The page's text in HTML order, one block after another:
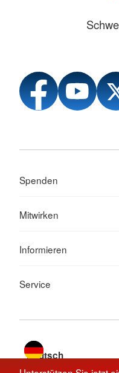
Spenden
Mitwirken
Informieren
Service
Sprache wechseln zu